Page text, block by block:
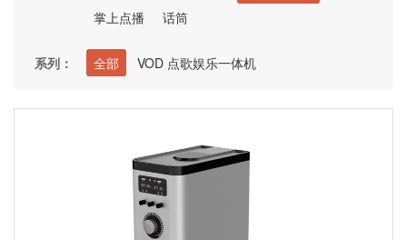
掌上点播
话筒
系列： 全部 VOD 点歌娱乐一体机